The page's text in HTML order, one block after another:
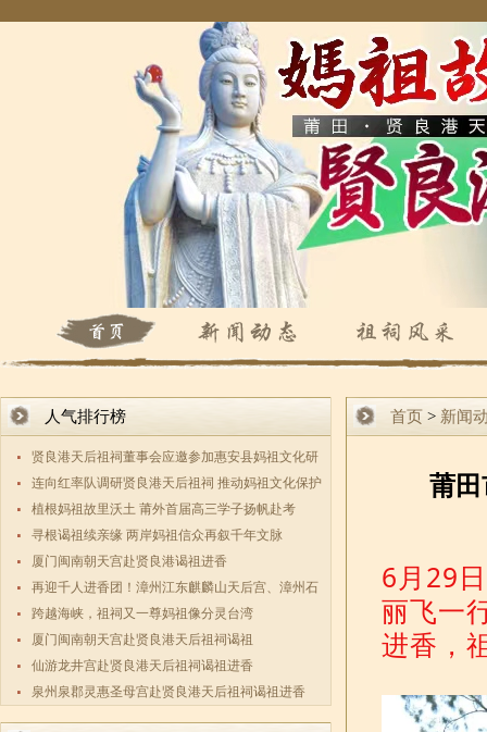
人气排行榜
贤良港天后祖祠董事会应邀参加惠安县妈祖文化研
究会第三连向红率队调研贤良港天后祖祠 推动妈祖文化保护
传承与两植根妈祖故里沃土 莆外首届高三学子扬帆赴考
寻根谒祖续亲缘 两岸妈祖信众再叙千年文脉
厦门闽南朝天宫赴贤良港谒祖进香
再迎千人进香团！漳州江东麒麟山天后宫、漳州石
码祖宫天跨越海峡，祖祠又一尊妈祖像分灵台湾
厦门闽南朝天宫赴贤良港天后祖祠谒祖
仙游龙井宫赴贤良港天后祖祠谒祖进香
泉州泉郡灵惠圣母宫赴贤良港天后祖祠谒祖进香
首页 > 新闻
莆
6月29
丽飞一
进香，